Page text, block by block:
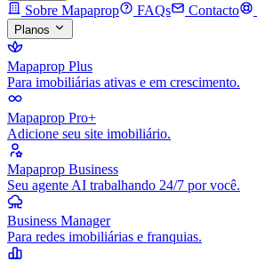
Sobre Mapaprop FAQs Contacto
Planos
Mapaprop Plus
Para imobiliárias ativas e em crescimento.
Mapaprop Pro+
Adicione seu site imobiliário.
Mapaprop Business
Seu agente AI trabalhando 24/7 por você.
Business Manager
Para redes imobiliárias e franquias.